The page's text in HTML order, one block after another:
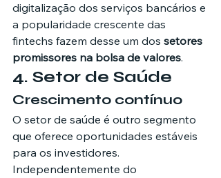
digitalização dos serviços bancários e
a popularidade crescente das
fintechs fazem desse um dos setores
promissores na bolsa de valores.
4. Setor de Saúde
Crescimento contínuo
O setor de saúde é outro segmento
que oferece oportunidades estáveis
para os investidores.
Independentemente do